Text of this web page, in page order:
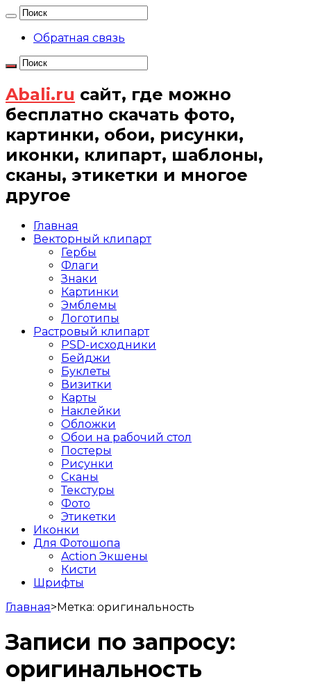
Обратная связь
Abali.ru сайт, где можно
бесплатно скачать фото,
картинки, обои, рисунки,
иконки, клипарт, шаблоны,
сканы, этикетки и многое
другое
Главная
Векторный клипарт
Гербы
Флаги
Знаки
Картинки
Эмблемы
Логотипы
Растровый клипарт
PSD-исходники
Бейджи
Буклеты
Визитки
Карты
Наклейки
Обложки
Обои на рабочий стол
Постеры
Рисунки
Сканы
Текстуры
Фото
Этикетки
Иконки
Для Фотошопа
Action Экшены
Кисти
Шрифты
Главная>Метка: оригинальность
Записи по запросу:
оригинальность